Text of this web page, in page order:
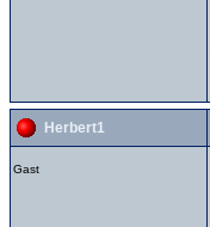
Herbert1
Gast